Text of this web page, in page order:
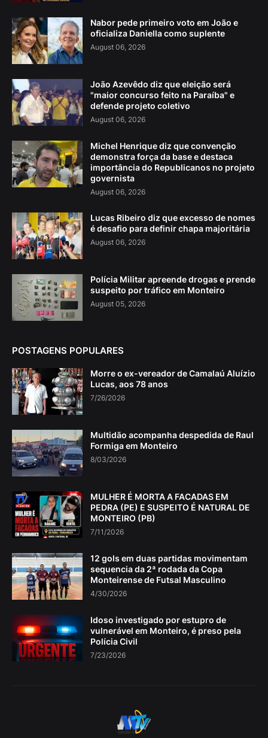
Nabor pede primeiro voto em João e
oficializa Daniella como suplente
August 06, 2026
João Azevêdo diz que eleição será
"maior concurso feito na Paraíba" e
defende projeto coletivo
August 06, 2026
Michel Henrique diz que convenção
demonstra força da base e destaca
importância do Republicanos no projeto
governista
August 06, 2026
Lucas Ribeiro diz que excesso de nomes
é desafio para definir chapa majoritária
August 06, 2026
Polícia Militar apreende drogas e prende
suspeito por tráfico em Monteiro
August 05, 2026
POSTAGENS POPULARES
Morre o ex-vereador de Camalaú Aluízio
Lucas, aos 78 anos
7/26/2026
Multidão acompanha despedida de Raul
Formiga em Monteiro
8/03/2026
MULHER É MORTA A FACADAS EM
PEDRA (PE) E SUSPEITO É NATURAL DE
MONTEIRO (PB)
7/11/2026
12 gols em duas partidas movimentam
sequencia da 2ª rodada da Copa
Monteirense de Futsal Masculino
4/30/2026
Idoso investigado por estupro de
vulnerável em Monteiro, é preso pela
Polícia Civil
7/23/2026